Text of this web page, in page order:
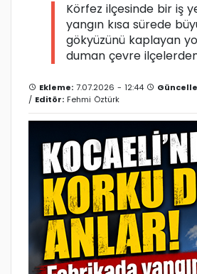
Körfez ilçesinde bir iş
yangın kısa sürede
gökyüzünü kaplayan
duman çevre
Ekleme: 7.07.2026 - 12:44
/ Editör: Fehmi Öztürk